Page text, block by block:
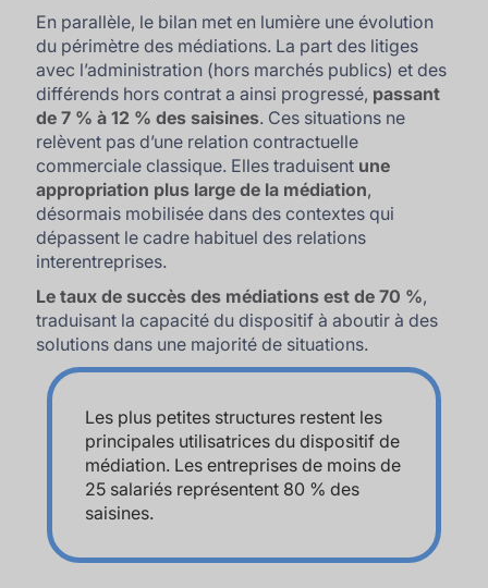
En parallèle, le bilan met en lumière une évolution
du périmètre des médiations. La part des litiges
avec l’administration (hors marchés publics) et des
différends hors contrat a ainsi progressé, passant
de 7 % à 12 % des saisines. Ces situations ne
relèvent pas d’une relation contractuelle
commerciale classique. Elles traduisent une
appropriation plus large de la médiation,
désormais mobilisée dans des contextes qui
dépassent le cadre habituel des relations
interentreprises.
Le taux de succès des médiations est de 70 %,
traduisant la capacité du dispositif à aboutir à des
solutions dans une majorité de situations.
Les plus petites structures restent les
principales utilisatrices du dispositif de
médiation. Les entreprises de moins de
25 salariés représentent 80 % des
saisines.